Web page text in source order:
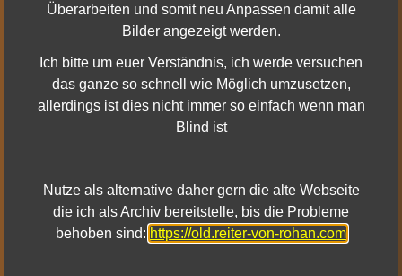
Morgoths Ungeheuer kreischten und rangen,
nun in der Heulenden Grube gefangen.
Begraben bleibt die Horde unter dem Eisen,
Eisen hart und Eisen kalt.
Herr Frár vermochte die Waffe zu bergen
und rief seinen Rat aus weisen Zwergen.
Sie sollten das Grab des Vaters versiegeln,
um den Fluchtweg der Unholde abzuriegeln.
Überarbeiten und somit neu Anpassen damit alle
Bilder angezeigt werden.
Ich bitte um euer Verständnis, ich werde versuchen
das ganze so schnell wie Möglich umzusetzen,
allerdings ist dies nicht immer so einfach wenn man
Blind ist
Nutze als alternative daher gern die alte Webseite
die ich als Archiv bereitstelle, bis die Probleme
behoben sind: https://old.reiter-von-rohan.com